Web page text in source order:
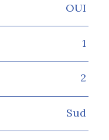
OUI
1
2
Sud